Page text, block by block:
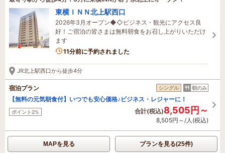
東横ＩＮＮ北上駅西口
2026年3月オープン◆◇ビジネス・観光にアクセス良
好！ご宿泊の皆さまは無料朝食をお召し上がりいただけ
ます
11分前に予約されました
JR北上駅西口から徒歩4分
宿泊プラン シングル 朝のみ
【無料の元気朝食付】いつでも安心価格♪ビジネス・レジャーに！
ポイント2% 合計(税込)8,505円～
8,505円～/人(税込)
MAPを見る プランを見る(25件)